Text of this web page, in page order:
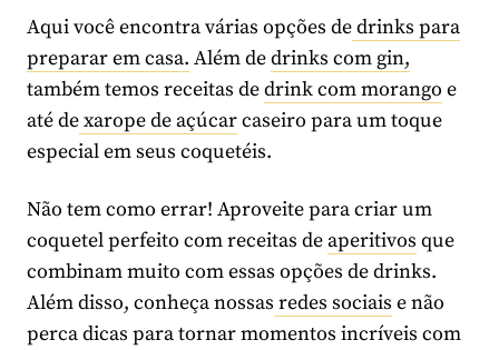
Aqui você encontra várias opções dedrinks para
preparar em casa. Além dedrinks com gin,
também temos receitas dedrink com morango e
até dexarope de açúcarcaseiro para um toque
especial em seus coquetéis.
Não tem como errar! Aproveite para criar um
coquetel perfeito com receitas deaperitivos que
combinam muito com essas opções de drinks.
Além disso, conheça nossas redes sociais e não
perca dicas para tornar momentos incríveis com